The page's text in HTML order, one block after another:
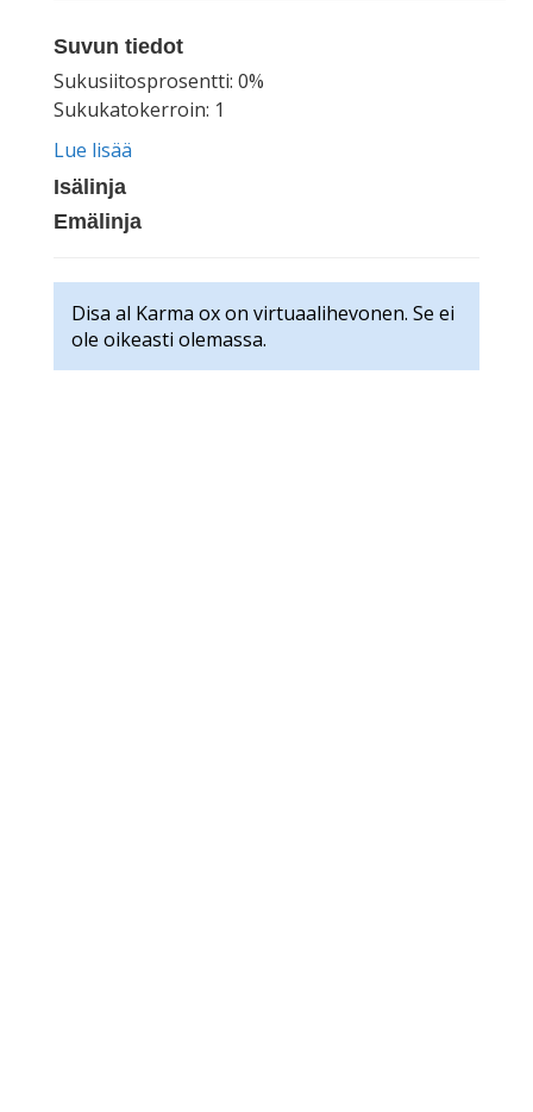
Suvun tiedot
Sukusiitosprosentti: 0%
Sukukatokerroin: 1
Lue lisää
Isälinja
Emälinja
Disa al Karma ox on virtuaalihevonen. Se ei
ole oikeasti olemassa.